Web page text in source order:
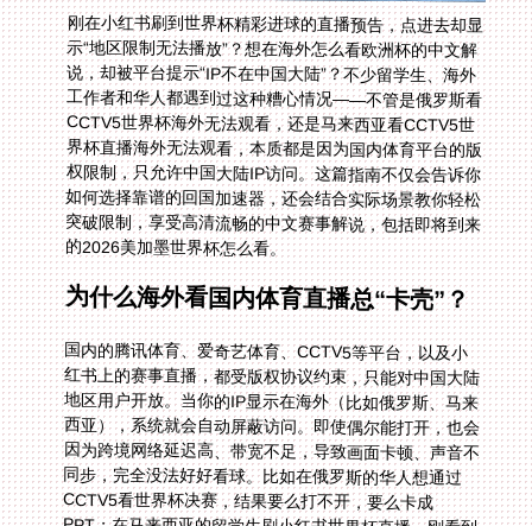
刚在小红书刷到世界杯精彩进球的直播预告，点进去却显
示“地区限制无法播放”？想在海外怎么看欧洲杯的中文解
说，却被平台提示“IP不在中国大陆”？不少留学生、海外
工作者和华人都遇到过这种糟心情况——不管是俄罗斯看
CCTV5世界杯海外无法观看，还是马来西亚看CCTV5世
界杯直播海外无法观看，本质都是因为国内体育平台的版
权限制，只允许中国大陆IP访问。这篇指南不仅会告诉你
如何选择靠谱的回国加速器，还会结合实际场景教你轻松
突破限制，享受高清流畅的中文赛事解说，包括即将到来
的2026美加墨世界杯怎么看。
为什么海外看国内体育直播总“卡壳”？
国内的腾讯体育、爱奇艺体育、CCTV5等平台，以及小
红书上的赛事直播，都受版权协议约束，只能对中国大陆
地区用户开放。当你的IP显示在海外（比如俄罗斯、马来
西亚），系统就会自动屏蔽访问。即使偶尔能打开，也会
因为跨境网络延迟高、带宽不足，导致画面卡顿、声音不
同步，完全没法好好看球。比如在俄罗斯的华人想通过
CCTV5看世界杯决赛，结果要么打不开，要么卡成
PPT；在马来西亚的留学生刷小红书世界杯直播，刚看到